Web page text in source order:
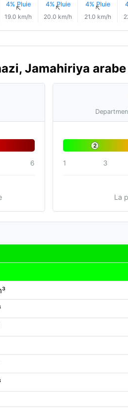
4% Pluie
↑
19.0 km/h
4% Pluie
↑
20.0 km/h
4% Pluie
↑
21.0 km/h
Jamahiriya
6
2
1 3
La